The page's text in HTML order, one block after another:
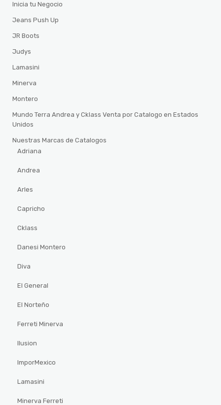
Inicia tu Negocio
Jeans Push Up
JR Boots
Judys
Lamasini
Minerva
Montero
Mundo Terra Andrea y Cklass Venta por Catalogo en Estados
Unidos
Nuestras Marcas de Catalogos
Adriana
Andrea
Arles
Capricho
Cklass
Danesi Montero
Diva
El General
El Norteño
Ferreti Minerva
Ilusion
ImporMexico
Lamasini
Minerva Ferreti